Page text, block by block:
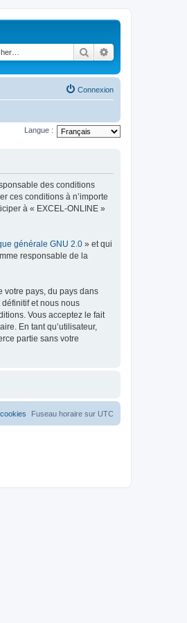
Rechercher
Connexion
Langue :
des conditions
ces conditions à n’importe
à « EXCEL-ONLINE »
générale GNU 2.0 » et qui
responsable de la
votre pays, du pays dans
et nous nous
Vous acceptez le fait
En tant qu’utilisateur,
partie sans votre
Fuseau horaire sur UTC